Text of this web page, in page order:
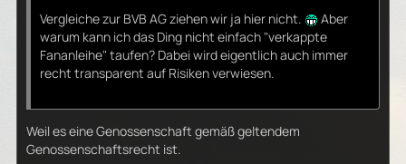
Vergleiche zur BVB AG ziehen wir ja hier nicht.
Aber
warum kann ich das Ding nicht einfach "verkappte
Fananleihe" taufen? Dabei wird eigentlich auch immer
recht transparent auf Risiken verwiesen.
Weil es eine Genossenschaft gemäß geltendem
Genossenschaftsrecht ist.